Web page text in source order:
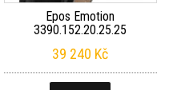
Epos Emotion
3390.152.20.25.25
39 240 Kč